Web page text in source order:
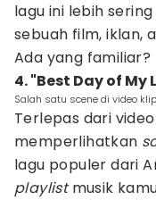
lagu ini lebih
sebuah film, iklan,
Ada yang familiar?
4. "Best Day of
Salah satu scene di video klip
Terlepas dari
memperlihatkan
lagu populer dari
playlistmusik